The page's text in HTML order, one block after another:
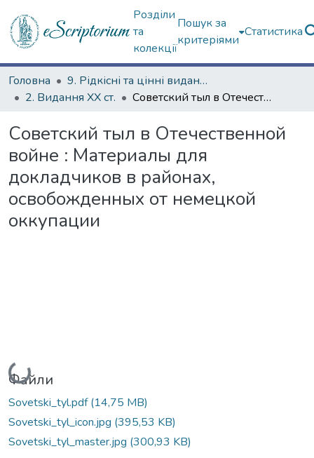
Розділи
та
колекції
Пошук за
критеріями
Статистика
Головна
9. Рідкісні та цінні видання
2. Видання ХХ ст.
Советский тыл в Отечественной войне : Материалы для докладчиков в районах, освобожденных от немецкой оккупации
Советский тыл в Отечественной
войне : Материалы для
докладчиков в районах,
освобожденных от немецкой
оккупации
Вантажиться...
Файли
Sovetski_tyl.pdf(14,75 MB)
Sovetski_tyl_icon.jpg (395,53 KB)
Sovetski_tyl_master.jpg (300,93 KB)